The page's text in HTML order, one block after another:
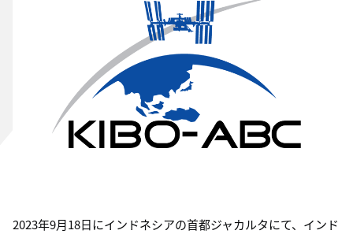
2023年9月18日にインドネシアの首都ジャカルタにて、インド